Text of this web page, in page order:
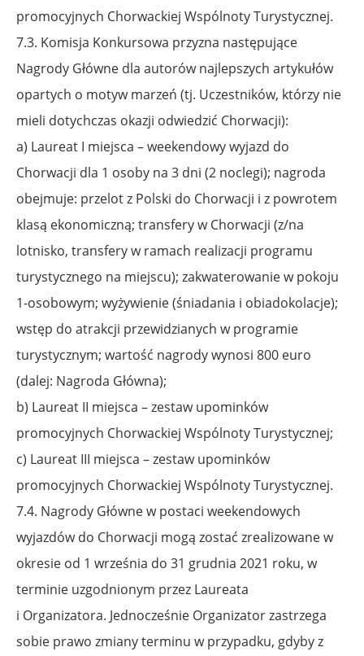
promocyjnych Chorwackiej Wspólnoty Turystycznej.
7.3. Komisja Konkursowa przyzna następujące
Nagrody Główne dla autorów najlepszych artykułów
opartych o motyw marzeń (tj. Uczestników, którzy nie
mieli dotychczas okazji odwiedzić Chorwacji):
a) Laureat I miejsca – weekendowy wyjazd do
Chorwacji dla 1 osoby na 3 dni (2 noclegi); nagroda
obejmuje: przelot z Polski do Chorwacji i z powrotem
klasą ekonomiczną; transfery w Chorwacji (z/na
lotnisko, transfery w ramach realizacji programu
turystycznego na miejscu); zakwaterowanie w pokoju
1-osobowym; wyżywienie (śniadania i obiadokolacje);
wstęp do atrakcji przewidzianych w programie
turystycznym; wartość nagrody wynosi 800 euro
(dalej: Nagroda Główna);
b) Laureat II miejsca – zestaw upominków
promocyjnych Chorwackiej Wspólnoty Turystycznej;
c) Laureat III miejsca – zestaw upominków
promocyjnych Chorwackiej Wspólnoty Turystycznej.
7.4. Nagrody Główne w postaci weekendowych
wyjazdów do Chorwacji mogą zostać zrealizowanew
okresie od 1 września do 31 grudnia 2021 roku, w
terminie uzgodnionym przez Laureata
i Organizatora. Jednocześnie Organizator zastrzega
sobie prawo zmiany terminu w przypadku, gdyby z